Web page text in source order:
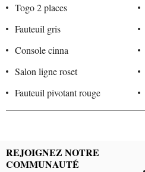
Togo 2 places
Fauteuil gris
Console cinna
Salon ligne roset
Fauteuil pivotant rouge
REJOIGNEZ NOTRE
COMMUNAUTÉ